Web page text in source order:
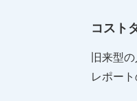
コスト
旧来型
レポー